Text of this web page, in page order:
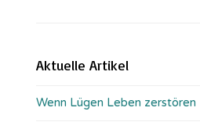
Aktuelle Artikel
Wenn Lügen Leben zerstören